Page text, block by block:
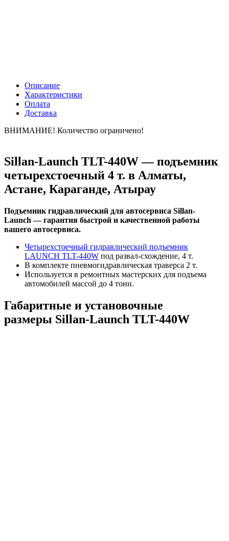
Описание
Характеристики
Оплата
Доставка
ВНИМАНИЕ! Количество ограничено!
Sillan-Launch TLT-440W — подъемник
четырехстоечный 4 т. в Алматы,
Астане, Караганде, Атырау
Подъемник гидравлический для автосервиса Sillan-
Launch — гарантия быстрой и качественной работы
вашего автосервиса.
Четырехстоечный гидравлический подъемник
LAUNCH TLT-440W под развал-схождение, 4 т.
В комплекте пневмогидравлическая траверса 2 т.
Используется в ремонтных мастерских для подъема
автомобилей массой до 4 тонн.
Габаритные и установочные
размеры Sillan-Launch TLT-440W